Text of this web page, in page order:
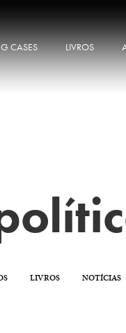
CASES LIVROS
LIVROS NOTÍCIAS